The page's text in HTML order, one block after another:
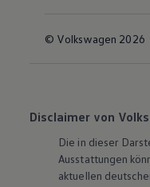
© Volkswagen 2026
Disclaimer von
Die in dieser
Ausstattungen
aktuellen